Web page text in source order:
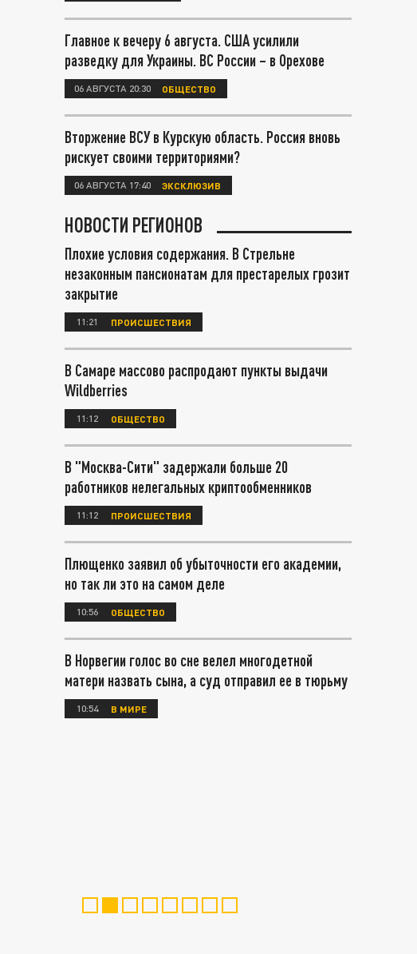
Главное к вечеру 6 августа. США усилили
разведку для Украины. ВС России – в Орехове
06 АВГУСТА 20:30 ОБЩЕСТВО
Вторжение ВСУ в Курскую область. Россия вновь
рискует своими территориями?
06 АВГУСТА 17:40 ЭКСКЛЮЗИВ
НОВОСТИ РЕГИОНОВ
Плохие условия содержания. В Стрельне
незаконным пансионатам для престарелых грозит
закрытие
11:21 ПРОИСШЕСТВИЯ
В Самаре массово распродают пункты выдачи
Wildberries
11:12 ОБЩЕСТВО
В "Москва-Сити" задержали больше 20
работников нелегальных криптообменников
11:12 ПРОИСШЕСТВИЯ
Плющенко заявил об убыточности его академии,
но так ли это на самом деле
10:56 ОБЩЕСТВО
В Норвегии голос во сне велел многодетной
матери назвать сына, а суд отправил ее в тюрьму
10:54 В МИРЕ